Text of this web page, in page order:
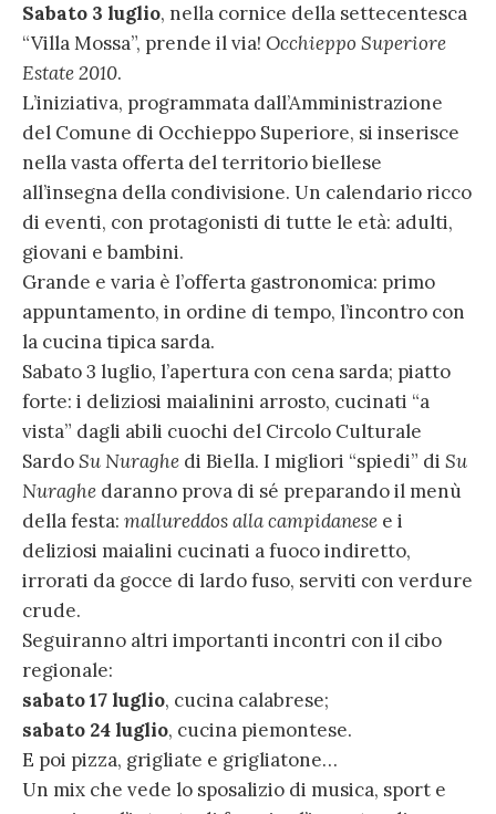
Sabato 3 luglio, nella cornice della settecentesca
“Villa Mossa”, prende il via! Occhieppo Superiore
Estate 2010.
L’iniziativa, programmata dall’Amministrazione
del Comune di Occhieppo Superiore, si inserisce
nella vasta offerta del territorio biellese
all’insegna della condivisione. Un calendario ricco
di eventi, con protagonisti di tutte le età: adulti,
giovani e bambini.
Grande e varia è l’offerta gastronomica: primo
appuntamento, in ordine di tempo, l’incontro con
la cucina tipica sarda.
Sabato 3 luglio, l’apertura con cena sarda; piatto
forte: i deliziosi maialinini arrosto, cucinati “a
vista” dagli abili cuochi del Circolo Culturale
SardoSu Nuraghe di Biella. I migliori “spiedi” di Su
Nuraghe daranno prova di sé preparando il menù
della festa: mallureddos alla campidanese e i
deliziosi maialini cucinati a fuoco indiretto,
irrorati da gocce di lardo fuso, serviti con verdure
crude.
Seguiranno altri importanti incontri con il cibo
regionale:
sabato 17 luglio, cucina calabrese;
sabato 24 luglio, cucina piemontese.
E poi pizza, grigliate e grigliatone…
Un mix che vede lo sposalizio di musica, sport e